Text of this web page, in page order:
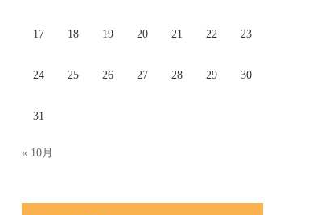
17 18 19 20 21 22 23
24 25 26 27 28 29 30
31
« 10月